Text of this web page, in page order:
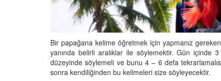
Bir papağana kelime öğretmek için yapmanız
yanında belirli aralıklar ile söylemektir. Gün
düzeyinde söylemeli ve bunu 4 – 6 defa
sonra kendiliğinden bu kelimeleri size söyleyecektir.
Göçmen Kuşların
Kilometrelik
15.09.2025